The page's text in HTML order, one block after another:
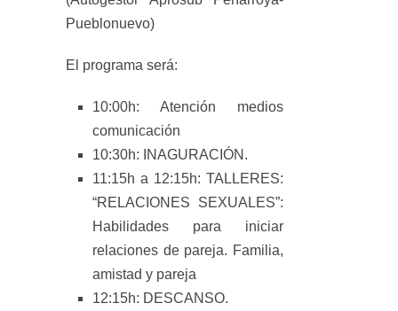
Pueblonuevo)
El programa será:
10:00h: Atención medios
comunicación
10:30h: INAGURACIÓN.
11:15h a 12:15h: TALLERES:
“RELACIONES SEXUALES”:
Habilidades para iniciar
relaciones de pareja. Familia,
amistad y pareja
12:15h: DESCANSO.